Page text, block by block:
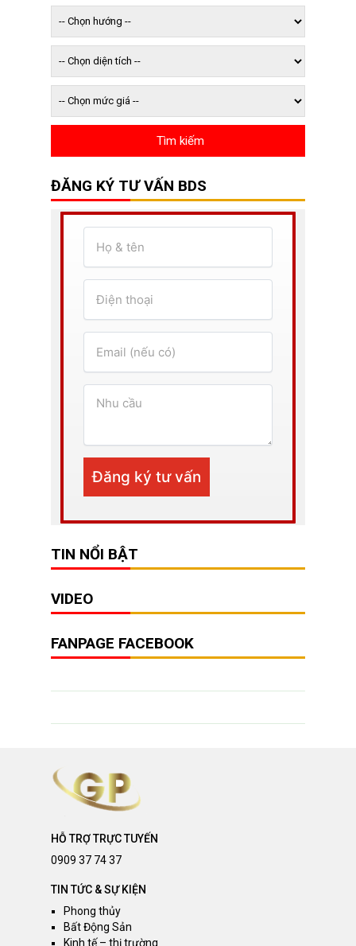
ĐĂNG KÝ TƯ VẤN BDS
TIN NỔI BẬT
VIDEO
FANPAGE FACEBOOK
HỖ TRỢ TRỰC TUYẾN
0909 37 74 37
TIN TỨC & SỰ KIỆN
Phong thủy
Bất Động Sản
Kinh tế – thị trường